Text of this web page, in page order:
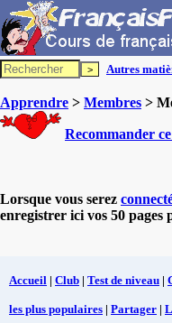
Autres
Apprendre > Membres >
Recommander
Lorsque vous serez
enregistrer ici vos 50 pages
Accueil | Club | Test de niveau |
les plus populaires | Partager |